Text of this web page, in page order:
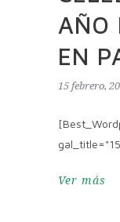
AÑO
EN
15 febrero,
Ver más